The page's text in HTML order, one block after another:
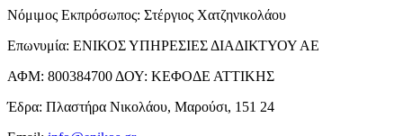
Νόμιμος Εκπρόσωπος: Στέργιος Χατζηνικολάου
Επωνυμία: ΕΝΙΚΟΣ ΥΠΗΡΕΣΙΕΣ ΔΙΑΔΙΚΤΥΟΥ ΑΕ
ΑΦΜ: 800384700 ΔΟΥ: ΚΕΦΟΔΕ ΑΤΤΙΚΗΣ
Έδρα: Πλαστήρα Νικολάου, Μαρούσι, 151 24